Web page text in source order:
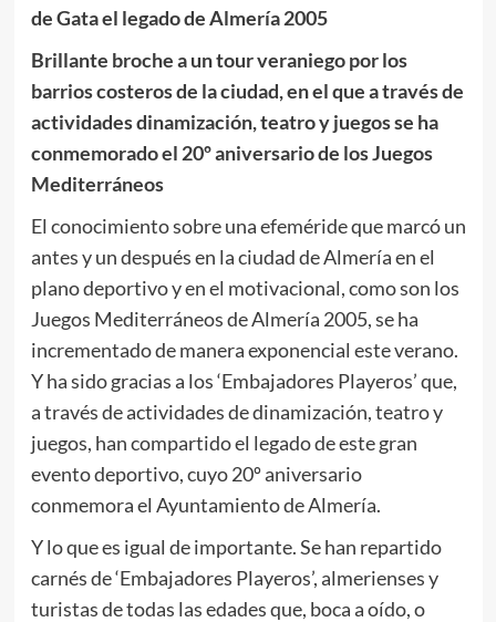
de Gata el legado de Almería 2005
Brillante broche a un tour veraniego por los
barrios costeros de la ciudad, en el que a través de
actividades dinamización, teatro y juegos se ha
conmemorado el 20º aniversario de los Juegos
Mediterráneos
El conocimiento sobre una efeméride que marcó un
antes y un después en la ciudad de Almería en el
plano deportivo y en el motivacional, como son los
Juegos Mediterráneos de Almería 2005, se ha
incrementado de manera exponencial este verano.
Y ha sido gracias a los ‘Embajadores Playeros’ que,
a través de actividades de dinamización, teatro y
juegos, han compartido el legado de este gran
evento deportivo, cuyo 20º aniversario
conmemora el Ayuntamiento de Almería.
Y lo que es igual de importante. Se han repartido
carnés de ‘Embajadores Playeros’, almerienses y
turistas de todas las edades que, boca a oído, o